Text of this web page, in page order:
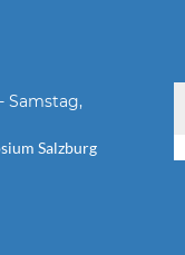
Samstag,
Salzburg